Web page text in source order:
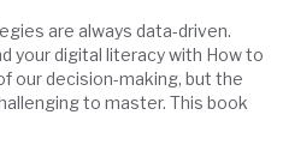
are always data-driven.
your digital literacy with How to
our decision-making, but the
to master. This book